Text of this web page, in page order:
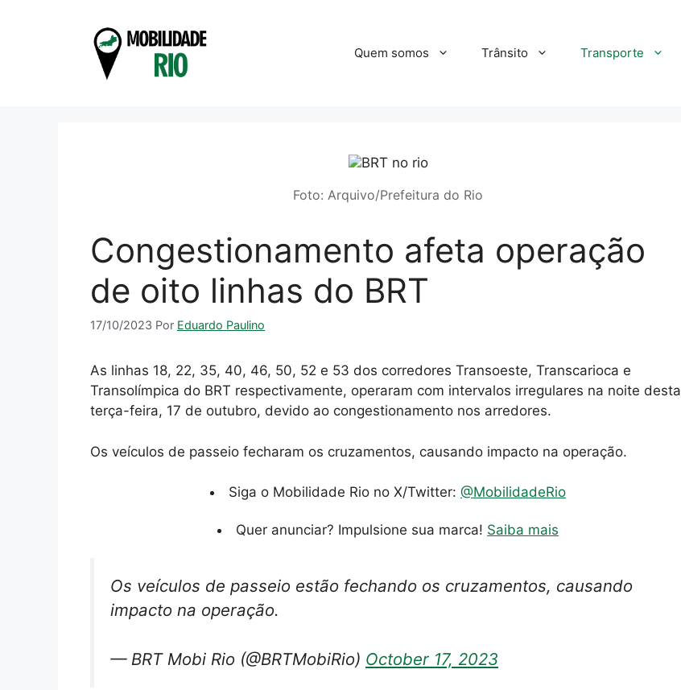
Quem somos Trânsito Transporte
Foto: Arquivo/Prefeitura do Rio
Congestionamento afeta operação
de oito linhas do BRT
17/10/2023 Por Eduardo Paulino
As linhas 18, 22, 35, 40, 46, 50, 52 e 53 dos corredores Transoeste, Transcarioca e
Transolímpica do BRT respectivamente, operaram com intervalos irregulares na noite desta
terça-feira, 17 de outubro, devido ao congestionamento nos arredores.
Os veículos de passeio fecharam os cruzamentos, causando impacto na operação.
Siga o Mobilidade Rio no X/Twitter: @MobilidadeRio
Quer anunciar? Impulsione sua marca! Saiba mais
Os veículos de passeio estão fechando os cruzamentos, causando
impacto na operação.
— BRT Mobi Rio (@BRTMobiRio) October 17, 2023